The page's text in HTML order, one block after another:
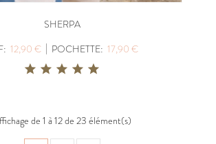
SHERPA
12,90 € | POCHETTE: 17,90 €
de 1 à 12 de 23 élément(s)